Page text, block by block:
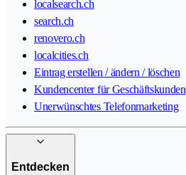
localsearch.ch
search.ch
renovero.ch
localcities.ch
Eintrag erstellen / ändern / löschen
Kundencenter für Geschäftskunden
Unerwünschtes Telefonmarketing
Entdecken